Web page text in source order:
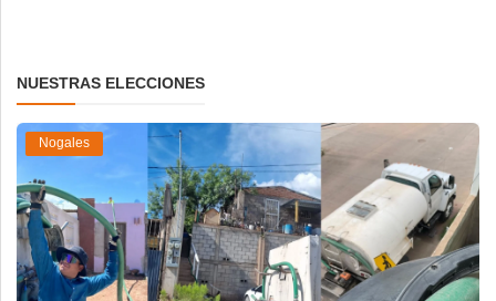
NUESTRAS ELECCIONES
Nogales